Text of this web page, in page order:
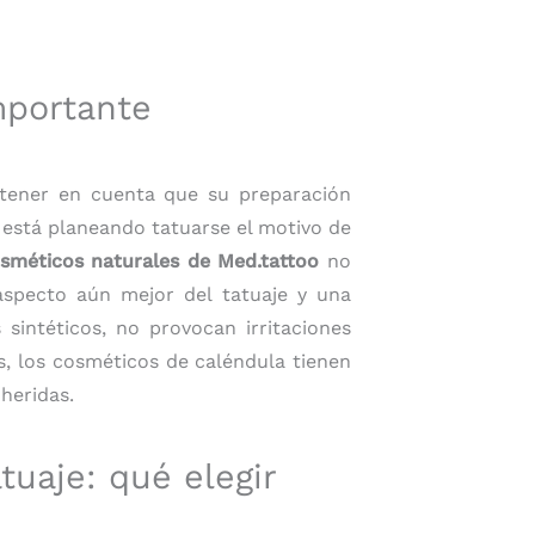
en cuenta que su preparación
planeando tatuarse el motivo de
naturales de Med.tattoo no
aún mejor del tatuaje y una
no provocan irritaciones
los cosméticos de caléndula tienen
qué elegir